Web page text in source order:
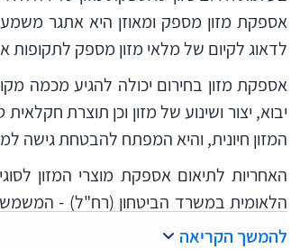
אספקת מזון מספק ומאוזן היא אתגר
לדאוג לקיום של מלאי מזון מספק לתקופות
אספקת מזון בחירום יכולה להגיע מכמה
יבוא, יצור ושינוע של מזון וכן תוצרת
המזון חיונית, והיא המפתח להבטחת גישה
האחריות לתיאום אספקת מוצרי המזון
הלאומית במשרד הביטחון (רח"ל) -
במצבי חירום, באמצעות תכנון, תיאום,
להמשך הקריאה